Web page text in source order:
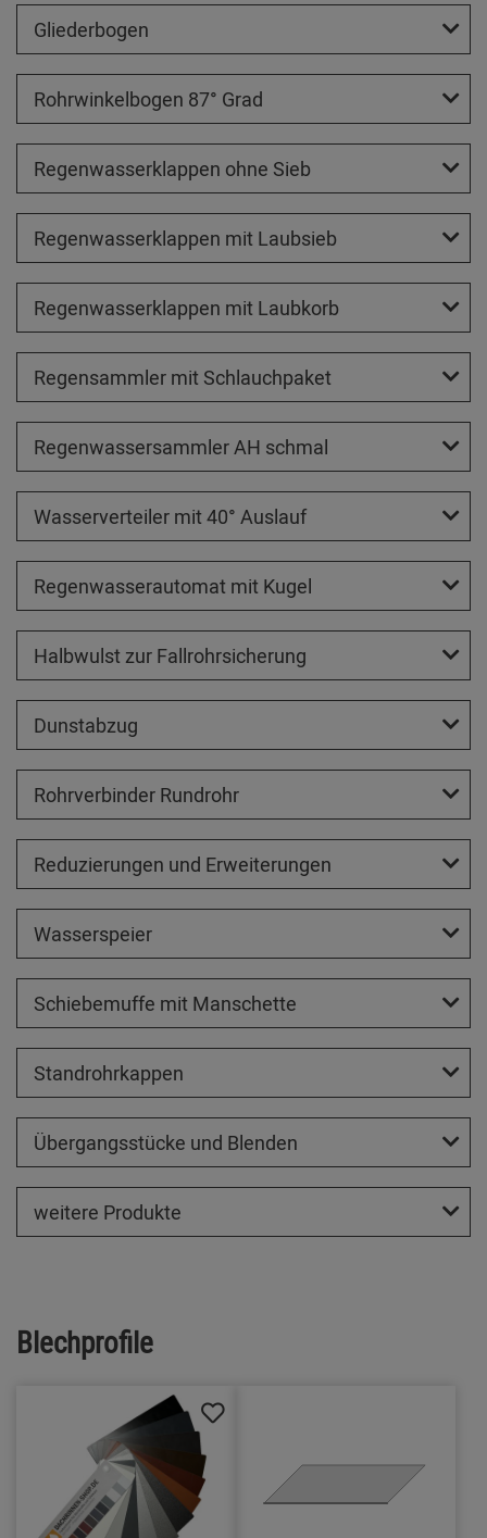
Gliederbogen
Rohrwinkelbogen 87° Grad
Regenwasserklappen ohne Sieb
Regenwasserklappen mit Laubsieb
Regenwasserklappen mit Laubkorb
Regensammler mit Schlauchpaket
Regenwassersammler AH schmal
Wasserverteiler mit 40° Auslauf
Regenwasserautomat mit Kugel
Halbwulst zur Fallrohrsicherung
Dunstabzug
Rohrverbinder Rundrohr
Reduzierungen und Erweiterungen
Wasserspeier
Schiebemuffe mit Manschette
Standrohrkappen
Übergangsstücke und Blenden
weitere Produkte
Blechprofile